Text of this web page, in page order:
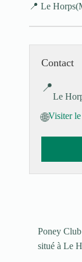
📍 Le Horps
Poney
situé à Le
Contact
📍
Le
🌐Visiter